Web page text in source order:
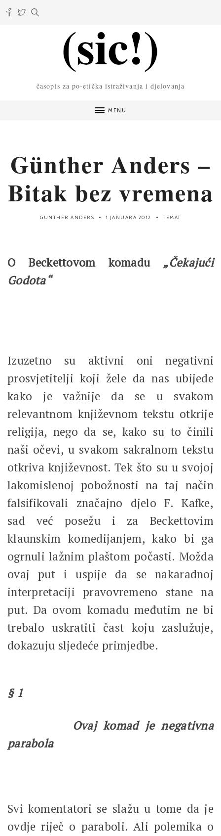
časopis za po-etička istraživanja i djelovanja
MENU
Günther Anders –
Bitak bez vremena
GÜNTHER ANDERS 1 JANUARA 2012 TEMAT
O Beckettovom komadu „Čekajući
Godota“
Izuzetno su aktivni oni negativni
prosvjetitelji koji žele da nas ubijede
kako je važnije da se u svakom
relevantnom književnom tekstu otkrije
religija, nego da se, kako su to činili
naši očevi, u svakom sakralnom tekstu
otkriva književnost. Tek što su u svojoj
lakomislenoj pobožnosti na taj način
falsifikovali značajno djelo F. Kafke,
sad već posežu i za Beckettovim
klaunskim komedijanjem, kako bi ga
ogrnuli lažnim plaštom počasti. Možda
ovaj put i uspije da se nakaradnoj
interpretaciji pravovremeno stane na
put. Da ovom komadu međutim ne bi
trebalo uskratiti čast koju zaslužuje,
dokazuju sljedeće primjedbe.
§ 1
Ovaj komad je negativna
parabola
Svi komentatori se slažu u tome da je
ovdje riječ o paraboli. Ali polemika o